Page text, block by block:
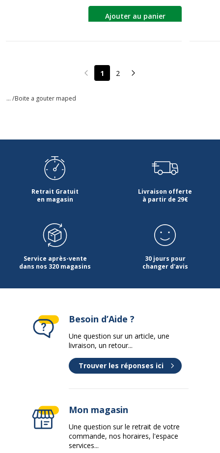
Ajouter au panier
Page précédente
1 2 Page suivante
... /Boite a gouter maped
Retrait Gratuit
en magasin
Livraison offerte
à partir de 29€
Service après-vente
dans nos 320 magasins
30 jours pour
changer d'avis
Besoin d’Aide ?
Une question sur un article, une
livraison, un retour...
Trouver les réponses ici
Mon magasin
Une question sur le retrait de votre
commande, nos horaires, l'espace
services...